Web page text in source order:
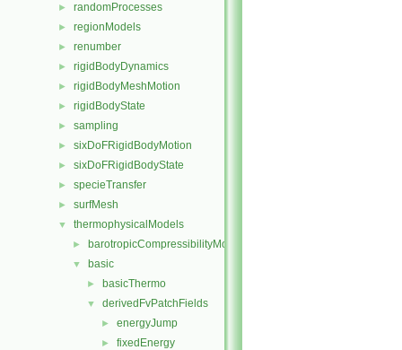
► randomProcesses
► regionModels
► renumber
► rigidBodyDynamics
► rigidBodyMeshMotion
► rigidBodyState
► sampling
► sixDoFRigidBodyMotion
► sixDoFRigidBodyState
► specieTransfer
► surfMesh
▼ thermophysicalModels
► barotropicCompressibilityModel
▼ basic
► basicThermo
▼ derivedFvPatchFields
► energyJump
► fixedEnergy